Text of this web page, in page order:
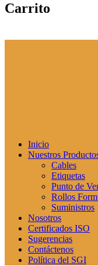
Carrito
Inicio
Nuestros
Cables
Etiquetas
Punto de
Rollos
Suministros
Nosotros
Certificados ISO
Sugerencias
Contáctenos
Política del SGI